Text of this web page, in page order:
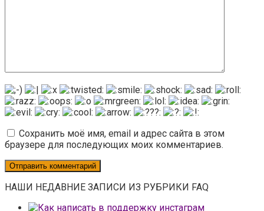
Сохранить моё имя, email и адрес сайта в этом
браузере для последующих моих комментариев.
НАШИ НЕДАВНИЕ ЗАПИСИ ИЗ РУБРИКИ FAQ